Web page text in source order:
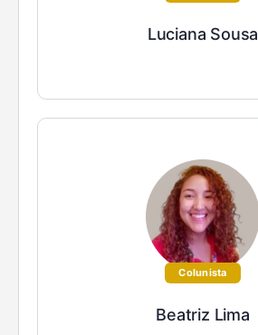
Luciana Sousa
Colunista
Beatriz Lima